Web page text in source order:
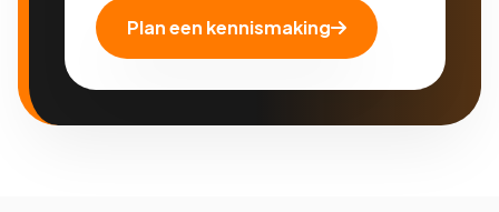
Plan een kennismaking